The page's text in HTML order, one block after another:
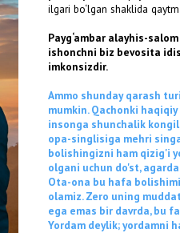
ISHONCH QAYTADI | LAZIZ BAXROM
Chin do‘st — hafa bo‘lgan paytda ham
kuningizda beradi, ammo sizdan
Ota-ona, do'st-birodarlar o'rtasida
mojizasi shuki - u hatto singan idishni